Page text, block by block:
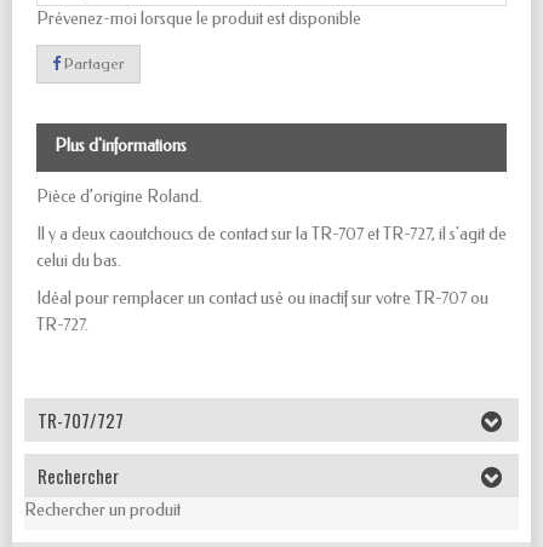
Prévenez-moi lorsque le produit est disponible
Partager
Plus d'informations
Pièce d’origine Roland.
Il y a deux caoutchoucs de contact sur la TR-707 et TR-727, il s'agit de
celui du bas.
Idéal pour remplacer un contact usé ou inactif sur votre TR-707 ou
TR-727.
TR-707/727
Rechercher
Rechercher un produit